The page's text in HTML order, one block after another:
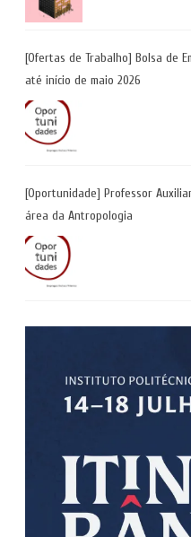
[Ofertas de Trabalho] Bolsa de
até início de maio 2026
[Oportunidade] Professor
área da Antropologia